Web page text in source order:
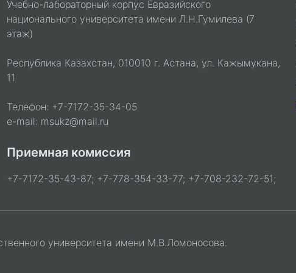
Учебно-лабораторный корпус Евразийского
национального университета имени Л.Н.Гумилева (7
этаж)
Республика Казахстан, 010010 г. Астана, ул. Кажымукана,
11
Телефон: +7-7172-35-34-05
e-mail: msukz@mail.ru
Приемная комиссия
+7-7172-35-43-87; +7-778-354-33-77; +7-708-232-72-51;
университета имени М.В.Ломоносова.